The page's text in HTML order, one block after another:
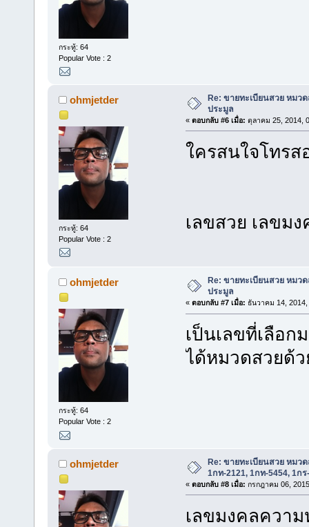
กระทู้: 64
Popular Vote : 2
ohmjetder
กระทู้: 64
Popular Vote : 2
Re: ขายทะเบียนสวย หมว
ประมูล
« ตอบกลับ #6 เมื่อ: ตุลาคม 25, 2014,
ใครสนใจโทร
เลขสวย เลขม
ohmjetder
กระทู้: 64
Popular Vote : 2
Re: ขายทะเบียนสวย หมว
ประมูล
« ตอบกลับ #7 เมื่อ: ธันวาคม 14,
เป็นเลขที่เลือ
ได้หมวดสวยด้
ohmjetder
Re: ขายทะเบียนสวย หมว
1กท-2121, 1กท-5454, 1กร
« ตอบกลับ #8 เมื่อ: กรกฎาคม 06,
เลขมงคลความ